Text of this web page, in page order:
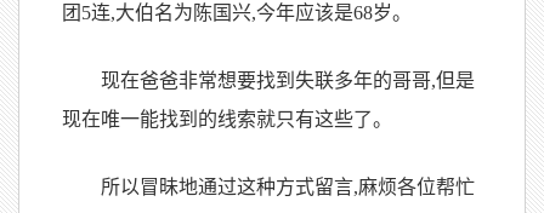
团5连,大伯名为陈国兴,今年应该是68岁。
现在爸爸非常想要找到失联多年的哥哥,但是
现在唯一能找到的线索就只有这些了。
所以冒昧地通过这种方式留言,麻烦各位帮忙